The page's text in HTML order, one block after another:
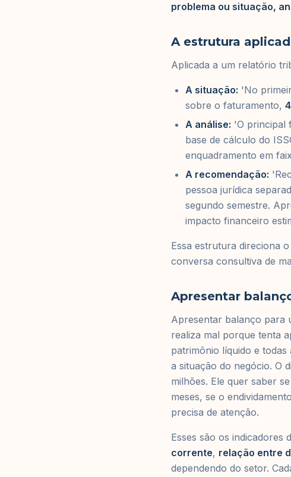
problema ou situação,
A estrutura
Aplicada a um relatório
A situação: 'No
sobre o faturamento,
A análise: 'O principal
base de cálculo do
enquadramento em
A recomendação:
pessoa jurídica
segundo semestre.
impacto financeiro
Essa estrutura direciona
conversa consultiva de
Apresentar
Apresentar balanço para
realiza mal porque tenta
patrimônio líquido e
a situação do negócio. O
milhões. Ele quer saber
meses, se o
precisa de atenção.
Esses são os indicadores
corrente, relação entre
dependendo do setor.